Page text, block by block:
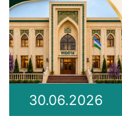
30.06.2026